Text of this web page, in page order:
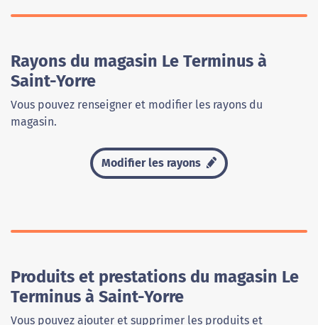
Rayons du magasin Le Terminus à
Saint-Yorre
Vous pouvez renseigner et modifier les rayons du
magasin.
Modifier les rayons
Produits et prestations du magasin Le
Terminus à Saint-Yorre
Vous pouvez ajouter et supprimer les produits et